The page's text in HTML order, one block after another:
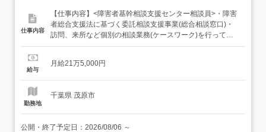
仕事内容
【仕事内容】<障害者基幹相談支援センター相談員>・障害
者総合支援法に基づく委託相談支援事業(総合相談窓口)・
訪問、来所など個別の相談業務(ケースワーク)を行ってい
ただきます。<指定特定相談・障害児相談・一般相談員>・
ス等の利用計画の作成、モニタリング・他施設との連携・
給与
月給21万5,000円
勤務地
千葉県 茂原市
公開・終了予定日： 2026/08/06 ～